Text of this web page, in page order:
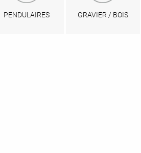
PENDULAIRES GRAVIER / BOIS